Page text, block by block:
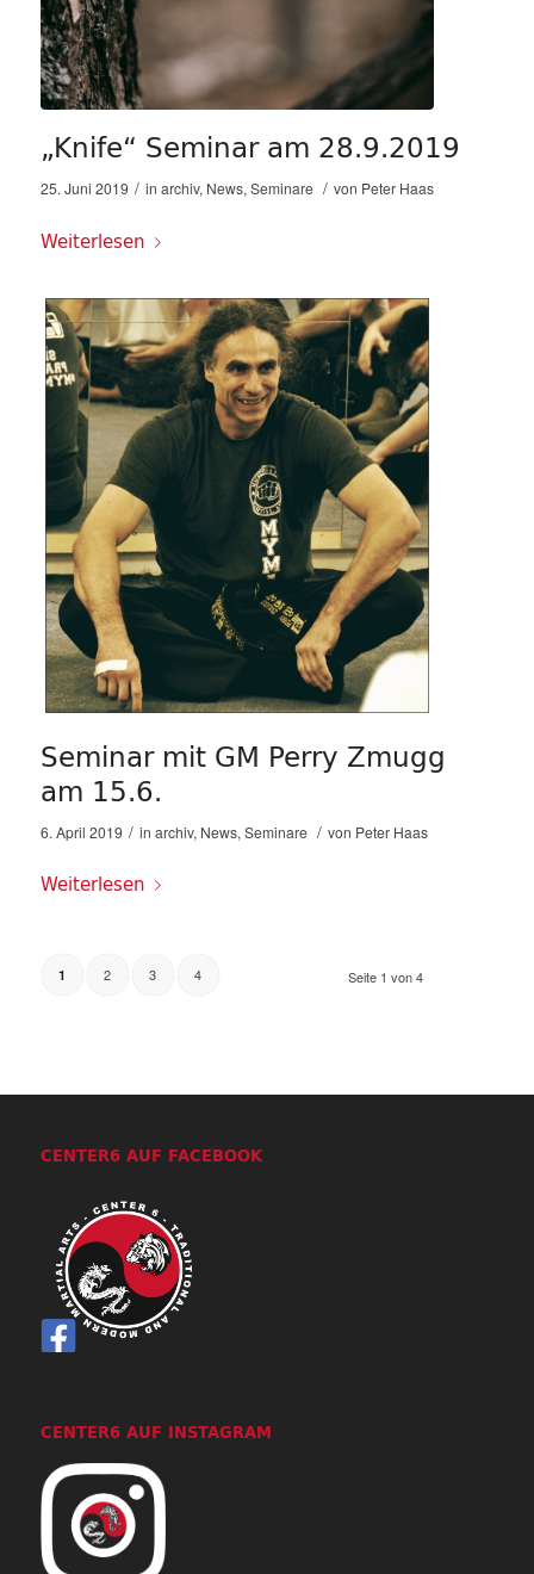
„Knife“ Seminar am 28.9.2019
25. Juni 2019 / in archiv, News, Seminare / von Peter Haas
Weiterlesen
Seminar mit GM Perry Zmugg
am 15.6.
6. April 2019 / in archiv, News, Seminare / von Peter Haas
Weiterlesen
Seite 1 von 4
1 2 3 4
CENTER6 AUF FACEBOOK
CENTER6 AUF INSTAGRAM